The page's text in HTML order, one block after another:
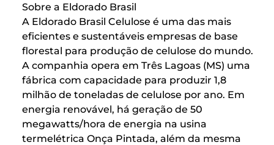
Sobre a Eldorado Brasil
A Eldorado Brasil Celulose é uma das mais
eficientes e sustentáveis empresas de base
florestal para produção de celulose do mundo.
A companhia opera em Três Lagoas (MS) uma
fábrica com capacidade para produzir 1,8
milhão de toneladas de celulose por ano. Em
energia renovável, há geração de 50
megawatts/hora de energia na usina
termelétrica Onça Pintada, além da mesma